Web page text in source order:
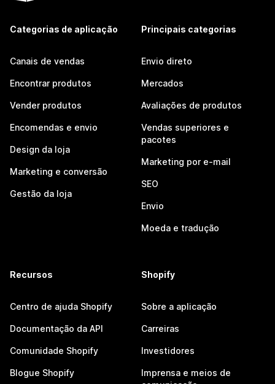
Categorias de aplicação
Canais de vendas
Encontrar produtos
Vender produtos
Encomendas e envio
Design da loja
Marketing e conversão
Gestão da loja
Principais categorias
Envio direto
Mercados
Avaliações de produtos
Vendas superiores e
pacotes
Marketing por e-mail
SEO
Envio
Moeda e tradução
Recursos
Centro de ajuda Shopify
Documentação da API
Comunidade Shopify
Blogue Shopify
Shopify
Sobre a aplicação
Carreiras
Investidores
Imprensa e meios de